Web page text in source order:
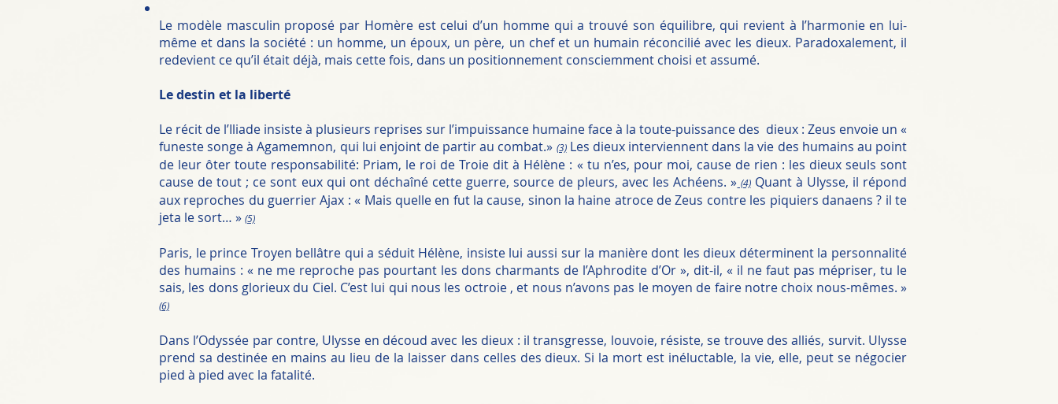
Le modèle masculin proposé par Homère est celui d’un homme qui a trouvé son équilibre, qui revient à l’harmonie en lui-
même et dans la société : un homme, un époux, un père, un chef et un humain réconcilié avec les dieux. Paradoxalement, il
redevient ce qu’il était déjà, mais cette fois, dans un positionnement consciemment choisi et assumé.
Le destin et la liberté
Le récit de l’Iliade insiste à plusieurs reprises sur l’impuissance humaine face à la toute-puissance des dieux : Zeus envoie un «
funeste songe à Agamemnon, qui lui enjoint de partir au combat.» (3)Les dieux interviennent dans la vie des humains au point
de leur ôter toute responsabilité: Priam, le roi de Troie dit à Hélène : « tu n’es, pour moi, cause de rien : les dieux seuls sont
cause de tout ; ce sont eux qui ont déchaîné cette guerre, source de pleurs, avec les Achéens. » (4)Quant à Ulysse, il répond
aux reproches du guerrier Ajax : « Mais quelle en fut la cause, sinon la haine atroce de Zeus contre les piquiers danaens ? il te
jeta le sort… » (5)
Paris, le prince Troyen bellâtre qui a séduit Hélène, insiste lui aussi sur la manière dont les dieux déterminent la personnalité
des humains : « ne me reproche pas pourtant les dons charmants de l’Aphrodite d’Or », dit-il, « il ne faut pas mépriser, tu le
sais, les dons glorieux du Ciel. C’est lui qui nous les octroie , et nous n’avons pas le moyen de faire notre choix nous-mêmes. »
(6)
Dans l’Odyssée par contre, Ulysse en découd avec les dieux : il transgresse, louvoie, résiste, se trouve des alliés, survit. Ulysse
prend sa destinée en mains au lieu de la laisser dans celles des dieux. Si la mort est inéluctable, la vie, elle, peut se négocier
pied à pied avec la fatalité.